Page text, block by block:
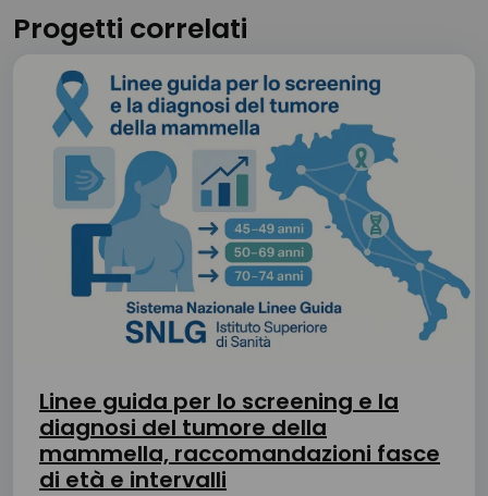
Progetti correlati
Linee guida per lo screening e la
diagnosi del tumore della
mammella, raccomandazioni fasce
di età e intervalli